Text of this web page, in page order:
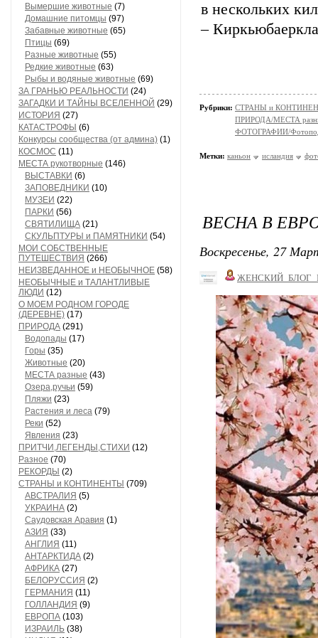
Вымершие животные (7)
Домашние питомцы (97)
Забавные животные (65)
Птицы (69)
Разные животные (55)
Редкие животные (63)
Рыбы и водяные животные (69)
ЗА ГРАНЬЮ РЕАЛЬНОСТИ (24)
ЗАГАДКИ И ТАЙНЫ ВСЕЛЕННОЙ (29)
ИСТОРИЯ (27)
КАТАСТРОФЫ (6)
Конкурсы сообщества (от админа) (1)
КОСМОС (11)
МЕСТА рукотворные (146)
ВЫСТАВКИ (6)
ЗАПОВЕДНИКИ (10)
МУЗЕИ (22)
ПАРКИ (56)
СВЯТИЛИЩА (21)
СКУЛЬПТУРЫ и ПАМЯТНИКИ (54)
МОИ СОБСТВЕННЫЕ
ПУТЕШЕСТВИЯ (266)
НЕИЗВЕДАННОЕ и НЕОБЫЧНОЕ (58)
НЕОБЫЧНЫЕ и ТАЛАНТЛИВЫЕ
ЛЮДИ (12)
О МОЕМ РОДНОМ ГОРОДЕ
(ДЕРЕВНЕ) (17)
ПРИРОДА (291)
Водопады (17)
Горы (35)
Животные (20)
МЕСТА разные (43)
Озера,ручьи (59)
Пляжи (23)
Растения и леса (79)
Реки (52)
Явления (23)
ПРИТЧИ,ЛЕГЕНДЫ,СТИХИ (12)
Разное (70)
РЕКОРДЫ (2)
СТРАНЫ и КОНТИНЕНТЫ (709)
АВСТРАЛИЯ (5)
УКРАИНА (2)
Саудовская Аравия (1)
АЗИЯ (33)
АНГЛИЯ (11)
АНТАРКТИДА (2)
АФРИКА (27)
БЕЛОРУССИЯ (2)
ГЕРМАНИЯ (11)
ГОЛЛАНДИЯ (9)
ЕВРОПА (103)
ИЗРАИЛЬ (38)
в нескольких
–
Рубрики: СТРАНЫ и
ПРИРОДА/МЕСТА
ФОТОГРАФИИ/
Метки: каньон исландия
ВЕСНА В
Воскресенье, 27